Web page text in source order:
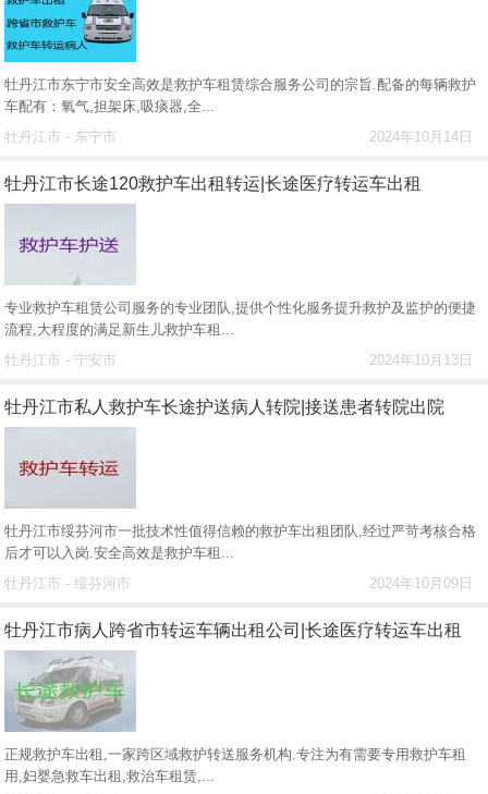
牡丹江市东宁市安全高效是救护车租赁综合服务公司的宗旨.配备的每辆救护
车配有：氧气,担架床,吸痰器,全...
2024年10月14日
牡丹江市 - 东宁市
牡丹江市长途120救护车出租转运|长途医疗转运车出租
专业救护车租赁公司服务的专业团队,提供个性化服务提升救护及监护的便捷
流程,大程度的满足新生儿救护车租...
2024年10月13日
牡丹江市 - 宁安市
牡丹江市私人救护车长途护送病人转院|接送患者转院出院
牡丹江市绥芬河市一批技术性值得信赖的救护车出租团队,经过严苛考核合格
后才可以入岗.安全高效是救护车租...
2024年10月09日
牡丹江市 - 绥芬河市
牡丹江市病人跨省市转运车辆出租公司|长途医疗转运车出租
正规救护车出租,一家跨区域救护转送服务机构.专注为有需要专用救护车租
用,妇婴急救车出租,救治车租赁,...